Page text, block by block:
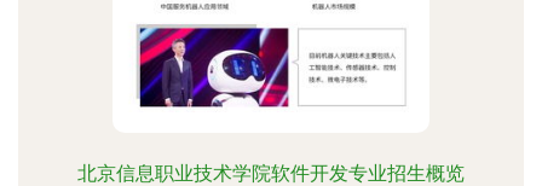
北京信息职业技术学院软件开发专业招生概览